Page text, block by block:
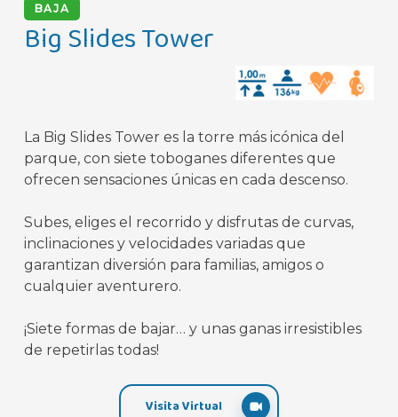
BAJA
Big Slides Tower
La Big Slides Tower es la torre más icónica del
parque, con siete toboganes diferentes que
ofrecen sensaciones únicas en cada descenso.
Subes, eliges el recorrido y disfrutas de curvas,
inclinaciones y velocidades variadas que
garantizan diversión para familias, amigos o
cualquier aventurero.
¡Siete formas de bajar… y unas ganas irresistibles
de repetirlas todas!
Visita Virtual